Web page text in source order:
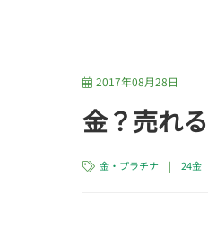
2017年08月28日
金？売れ
金・プラチナ |24金